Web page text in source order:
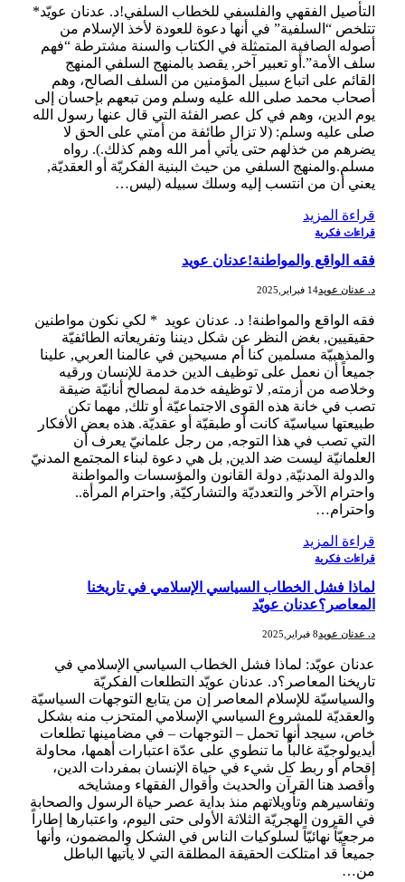
التأصيل الفقهي والفلسفي للخطاب السلفي!د. عدنان عويّد*
تتلخص “السلفية” في أنها دعوة للعودة لأخذ الإسلام من
أصوله الصافية المتمثلة في الكتاب والسنة مشترطة “فهم
سلف الأمة”.أو تعبير آخر, يقصد بالمنهج السلفي المنهج
القائم على اتباع سبيل المؤمنين من السلف الصالح، وهم
أصحاب محمد صلى الله عليه وسلم ومن تبعهم بإحسان إلى
يوم الدين، وهم في كل عصر الفئة التي قال عنها رسول الله
صلى عليه وسلم: (لا تزال طائفة من أمتي على الحق لا
يضرهم من خذلهم حتى يأتي أمر الله وهم كذلك.). رواه
مسلم.والمنهج السلفي من حيث البنية الفكريّة أو العقديّة,
يعني أن من انتسب إليه وسلك سبيله (ليس…
قراءة المزيد
قراءات فكرية
فقه الواقع والمواطنة!عدنان عويد
د. عدنان عويد14 فبراير,2025
فقه الواقع والمواطنة! د. عدنان عويد * لكي نكون مواطنين
حقيقيين, بغض النظر عن شكل ديننا وتفريعاته الطائفيّة
والمذهبيّة مسلمين كنا أم مسيحين في عالمنا العربي, علينا
جميعاً أن نعمل على توظيف الدين خدمة للإنسان ورقيه
وخلاصه من أزمته, لا توظيفه خدمة لمصالح أنانيّة ضيقة
تصب في خانة هذه القوى الاجتماعيّة أو تلك, مهما تكن
طبيعتها سياسيّة كانت أو طبقيّة أو عقديّة. هذه بعض الأفكار
التي تصب في هذا التوجه, من رجل علمانيّ يعرف أن
العلمانيّة ليست ضد الدين, بل هي دعوة لبناء المجتمع المدنيّ
والدولة المدنيّة, دولة القانون والمؤسسات والمواطنة
واحترام الآخر والتعدديّة والتشاركيّة, واحترام المرأة..
واحترام…
قراءة المزيد
قراءات فكرية
لماذا فشل الخطاب السياسي الإسلامي في تاريخنا
المعاصر؟عدنان عويّد
د. عدنان عويد8 فبراير,2025
عدنان عويّد: لماذا فشل الخطاب السياسي الإسلامي في
تاريخنا المعاصر؟د. عدنان عويّد التطلعات الفكريّة
والسياسيّة للإسلام المعاصر إن من يتابع التوجهات السياسيّة
والعقديّة للمشروع السياسي الإسلامي المتحزب منه بشكل
خاص، سيجد أنها تحمل – التوجهات – في مضامينها تطلعات
أيديولوجيّة غالباً ما تنطوي على عدّة اعتبارات أهمها، محاولة
إقحام أو ربط كل شيء في حياة الإنسان بمفردات الدين،
وأقصد هنا القرآن والحديث وأقوال الفقهاء ومشايخه
وتفاسيرهم وتأويلاتهم منذ بداية عصر حياة الرسول والصحابة
في القرون الهجريّة الثلاثة الأولى حتى اليوم، واعتبارها إطاراً
مرجعيّاً نهائيّاً لسلوكيات الناس في الشكل والمضمون، وأنها
جميعاً قد امتلكت الحقيقة المطلقة التي لا يأتيها الباطل
من…